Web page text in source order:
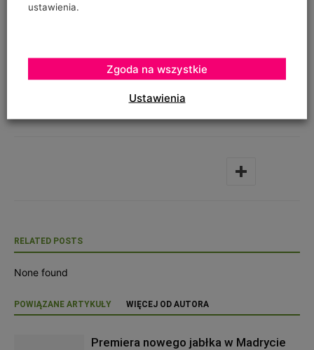
niż w zwykłej chłodni czy nawet w przechowalni.
OWOCACH WIELU ODMIAN
RELATED POSTS
None found
POWIĄZANE ARTYKUŁY WIĘCEJ OD AUTORA
Premiera nowego jabłka w Madrycie
ustawienia.
Ustawienia
Zgoda na wszystkie